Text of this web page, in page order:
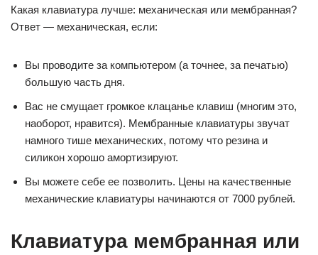
Какая клавиатура лучше: механическая или мембранная?
Ответ — механическая, если:
Вы проводите за компьютером (а точнее, за печатью)
большую часть дня.
Вас не смущает громкое клацанье клавиш (многим это,
наоборот, нравится). Мембранные клавиатуры звучат
намного тише механических, потому что резина и
силикон хорошо амортизируют.
Вы можете себе ее позволить. Цены на качественные
механические клавиатуры начинаются от 7000 рублей.
Клавиатура мембранная или